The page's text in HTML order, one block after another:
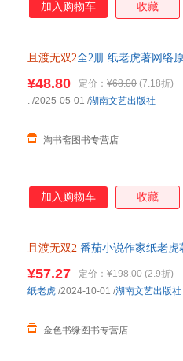
加入购物车 收藏
且渡无双2全2册 纸老虎著网络
¥48.80 定价： ¥68.00 (7.18折)
淘书斋图书专营店
. /2025-05-01 /湖南文艺出版社
加入购物车 收藏
且渡无双2 番茄小说作家纸老
¥57.27 定价： ¥198.00 (2.9折)
金色书缘图书专营店
纸老虎 /2024-10-01 /湖南文艺出版社